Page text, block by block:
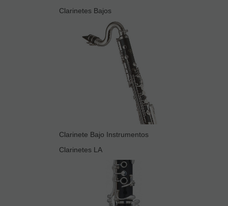
Clarinetes Bajos
Clarinete Bajo Instrumentos
Clarinetes LA